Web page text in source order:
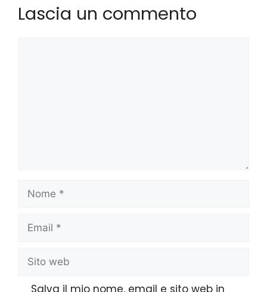
Lascia un commento
Salva il mio nome, email e sito web in